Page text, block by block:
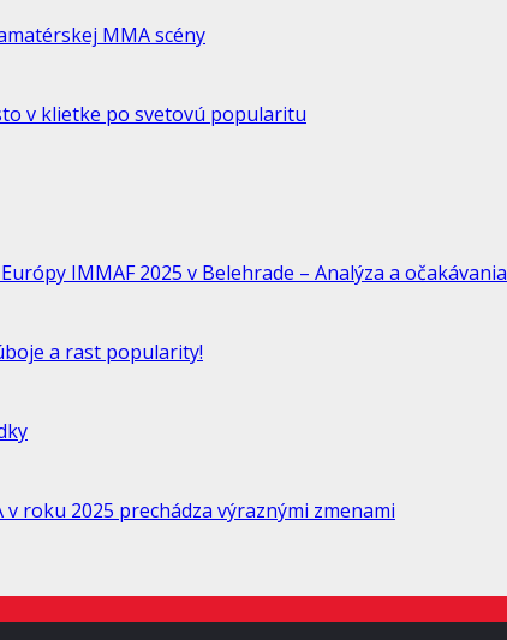
MMA scény
v klietke po svetovú popularitu
IMMAF 2025 v Belehrade – Analýza a očakávania
a rast popularity!
roku 2025 prechádza výraznými zmenami